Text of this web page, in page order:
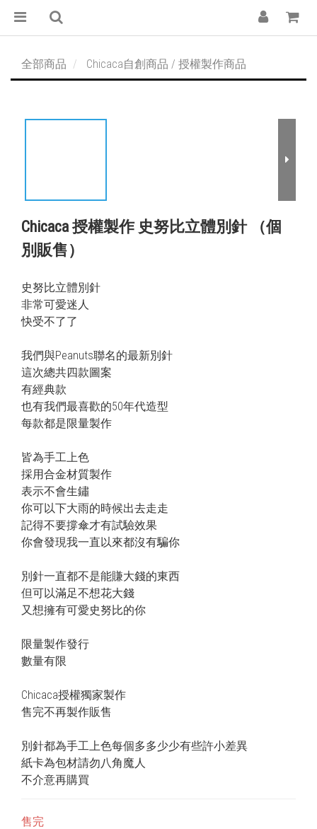
全部商品 Chicaca自創商品 / 授權製作商品
Chicaca 授權製作 史努比立體別針 （個
別販售）
史努比立體別針
非常可愛迷人
快受不了了
我們與Peanuts聯名的最新別針
這次總共四款圖案
有經典款
也有我們最喜歡的50年代造型
每款都是限量製作
皆為手工上色
採用合金材質製作
表示不會生鏽
你可以下大雨的時候出去走走
記得不要撐傘才有試驗效果
你會發現我一直以來都沒有騙你
別針一直都不是能賺大錢的東西
但可以滿足不想花大錢
又想擁有可愛史努比的你
限量製作發行
數量有限
Chicaca授權獨家製作
售完不再製作販售
別針都為手工上色每個多多少少有些許小差異
紙卡為包材請勿八角魔人
不介意再購買
售完